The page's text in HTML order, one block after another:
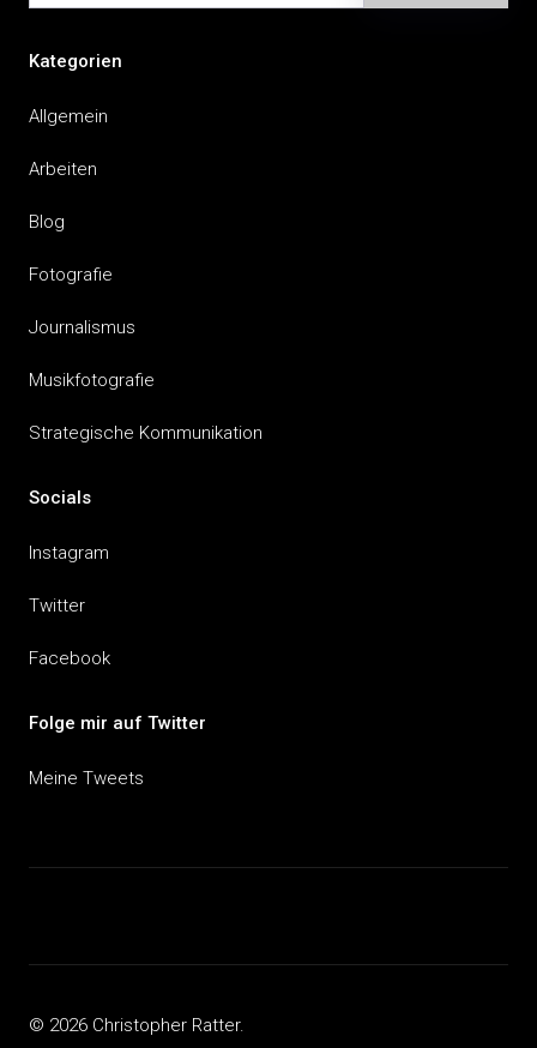
Kategorien
Allgemein
Arbeiten
Blog
Fotografie
Journalismus
Musikfotografie
Strategische Kommunikation
Socials
Instagram
Twitter
Facebook
Folge mir auf Twitter
Meine Tweets
© 2026 Christopher Ratter.